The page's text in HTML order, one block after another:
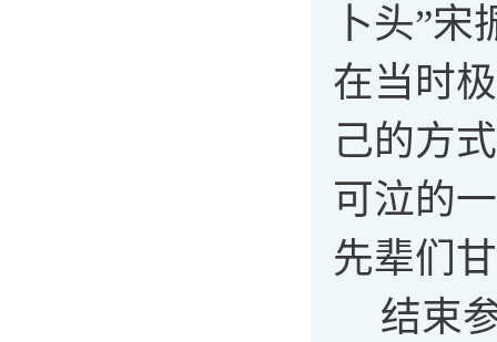
卜头”
在当时
己的方
可泣的
先辈们
结束